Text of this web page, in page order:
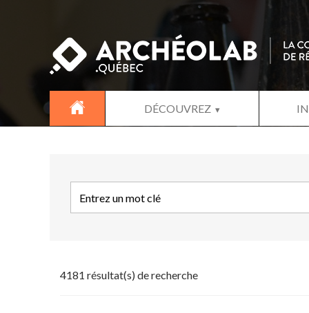
DÉCOUVREZ
4181 résultat(s) de recherche